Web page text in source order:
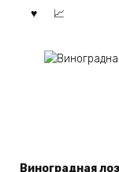
Виноградная